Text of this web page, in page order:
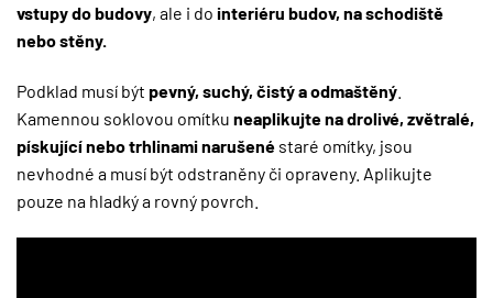
vstupy do budovy, ale i do interiéru budov, na schodiště
nebo stěny.
Podklad musí být pevný, suchý, čistý a odmaštěný
Kamennou soklovou omítku neaplikujte na drolivé, zvětralé,
pískující nebo trhlinami narušené staré omítky, jsou
nevhodné a musí být odstraněny či opraveny. Aplikujte
pouze na hladký a rovný povrch.